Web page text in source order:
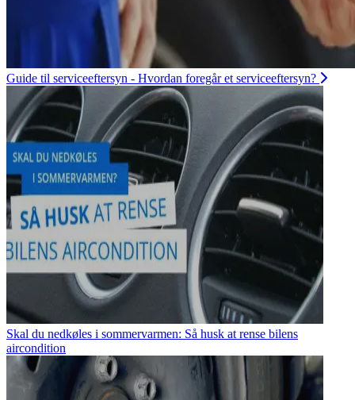
Guide til serviceeftersyn - Hvordan foregår et serviceeftersyn?
Skal du nedkøles i sommervarmen: Så husk at rense bilens
aircondition